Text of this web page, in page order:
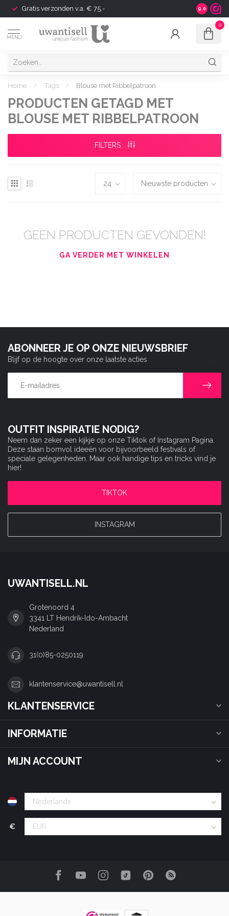
Gratis verzonden v.a. € 75,- Shipping
9.0
MENU
0
Home / Tags / Blouse met Ribbelpatroon
PRODUCTEN GETAGD MET
BLOUSE MET RIBBELPATROON
FILTERS
GEEN PRODUCTEN GEVONDEN!
GA VERDER MET WINKELEN
OUTFIT INSPIRATIE NODIG?
Neem dan zeker een kijkje op onze Tiktok of Instagram Pagina.
Deze staan bomvol ideeën voor bijvoorbeeld festivals of
speciale gelegenheden. Maar ook handige tips en tricks vind je
hier!
TIKTOK
INSTAGRAM
ABONNEER JE OP ONZE NIEUWSBRIEF
Blijf op de hoogte over onze laatste acties
UWANTISELL.NL
Grotenoord 4
3341 LT Hendrik-Ido-Ambacht
Nederland
31(0)85-0250119
klantenservice@uwantisell.nl
KLANTENSERVICE
INFORMATIE
MIJN ACCOUNT
€